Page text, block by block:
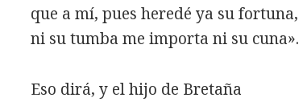
que a mí, pues heredé ya su fortuna,
ni su tumba me importa ni su cuna».
Eso dirá, y el hijo de Bretaña